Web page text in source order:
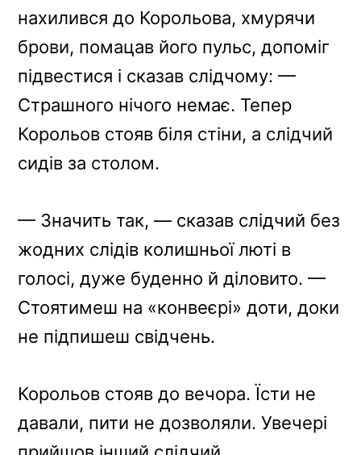
нахилився до Корольова, хмурячи
брови, помацав його пульс, допоміг
підвестися і сказав слідчому: —
Страшного нічого немає. Тепер
Корольов стояв біля стіни, а слідчий
сидів за столом.
— Значить так, — сказав слідчий без
жодних слідів колишньої люті в
голосі, дуже буденно й діловито. —
Стоятимеш на «конвеєрі» доти, доки
не підпишеш свідчень.
Корольов стояв до вечора. Їсти не
давали, пити не дозволяли. Увечері